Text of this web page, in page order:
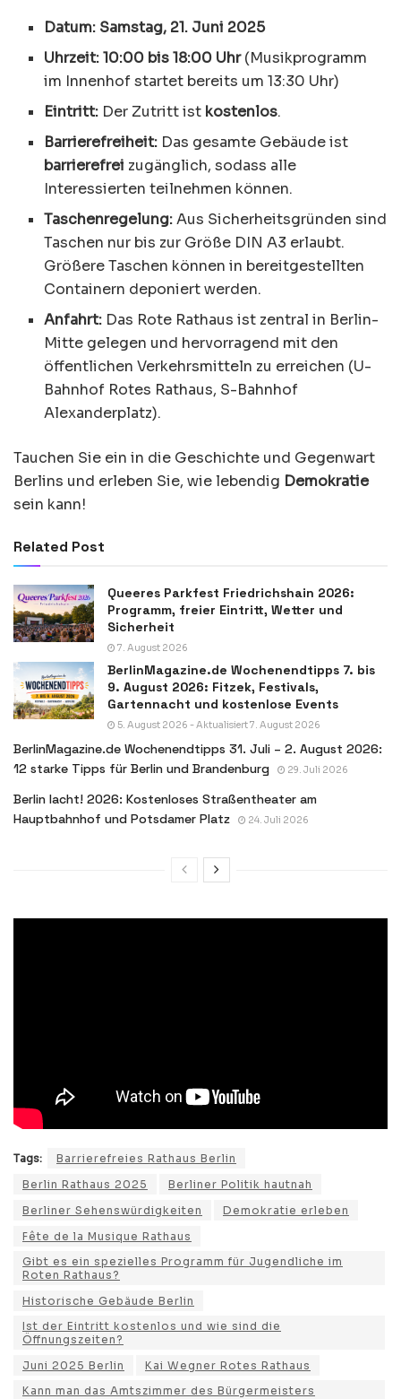
Datum: Samstag, 21. Juni 2025
Uhrzeit: 10:00 bis 18:00 Uhr(Musikprogramm
im Innenhof startet bereits um 13:30 Uhr)
Eintritt: Der Zutritt ist kostenlos.
Barrierefreiheit: Das gesamte Gebäude ist
barrierefrei zugänglich, sodass alle
Interessierten teilnehmen können.
Taschenregelung:Aus Sicherheitsgründen sind
Taschen nur bis zur Größe DIN A3 erlaubt.
Größere Taschen können in bereitgestellten
Containern deponiert werden.
Anfahrt: Das Rote Rathaus ist zentral in Berlin-
Mitte gelegen und hervorragend mit den
öffentlichen Verkehrsmitteln zu erreichen (U-
Bahnhof Rotes Rathaus, S-Bahnhof
Alexanderplatz).
Tauchen Sie ein in die Geschichte und Gegenwart
Berlins und erleben Sie, wie lebendig Demokratie
sein kann!
Related Post
Queeres Parkfest Friedrichshain 2026:
Programm, freier Eintritt, Wetter und
Sicherheit
7. August 2026
BerlinMagazine.de Wochenendtipps 7. bis
9. August 2026: Fitzek, Festivals,
Gartennacht und kostenlose Events
5. August 2026 - Aktualisiert 7. August 2026
BerlinMagazine.de Wochenendtipps 31. Juli – 2. August 2026:
12 starke Tipps für Berlin und Brandenburg
29. Juli 2026
Berlin lacht! 2026: Kostenloses Straßentheater am
Hauptbahnhof und Potsdamer Platz
24. Juli 2026
Tags:
Barrierefreies Rathaus Berlin
Berlin Rathaus 2025
Berliner Politik hautnah
Berliner Sehenswürdigkeiten
Demokratie erleben
Fête de la Musique Rathaus
Gibt es ein spezielles Programm für Jugendliche im
Roten Rathaus?
Historische Gebäude Berlin
Ist der Eintritt kostenlos und wie sind die
Öffnungszeiten?
Juni 2025 Berlin
Kai Wegner Rotes Rathaus
Kann man das Amtszimmer des Bürgermeisters